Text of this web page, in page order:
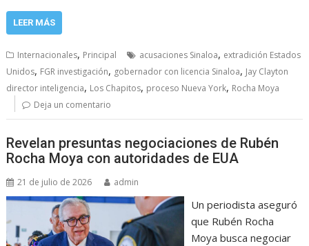
LEER MÁS
Internacionales, Principal acusaciones Sinaloa, extradición Estados
Unidos, FGR investigación, gobernador con licencia Sinaloa, Jay Clayton
director inteligencia, Los Chapitos, proceso Nueva York, Rocha Moya
Deja un comentario
Revelan presuntas negociaciones de Rubén
Rocha Moya con autoridades de EUA
21 de julio de 2026 admin
Un periodista aseguró
que Rubén Rocha
Moya busca negociar